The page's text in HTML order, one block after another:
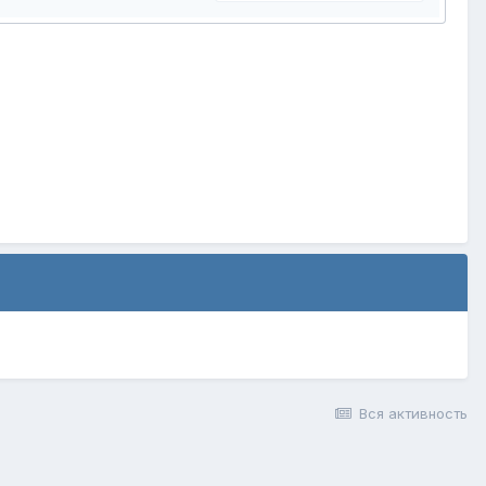
Вся активность